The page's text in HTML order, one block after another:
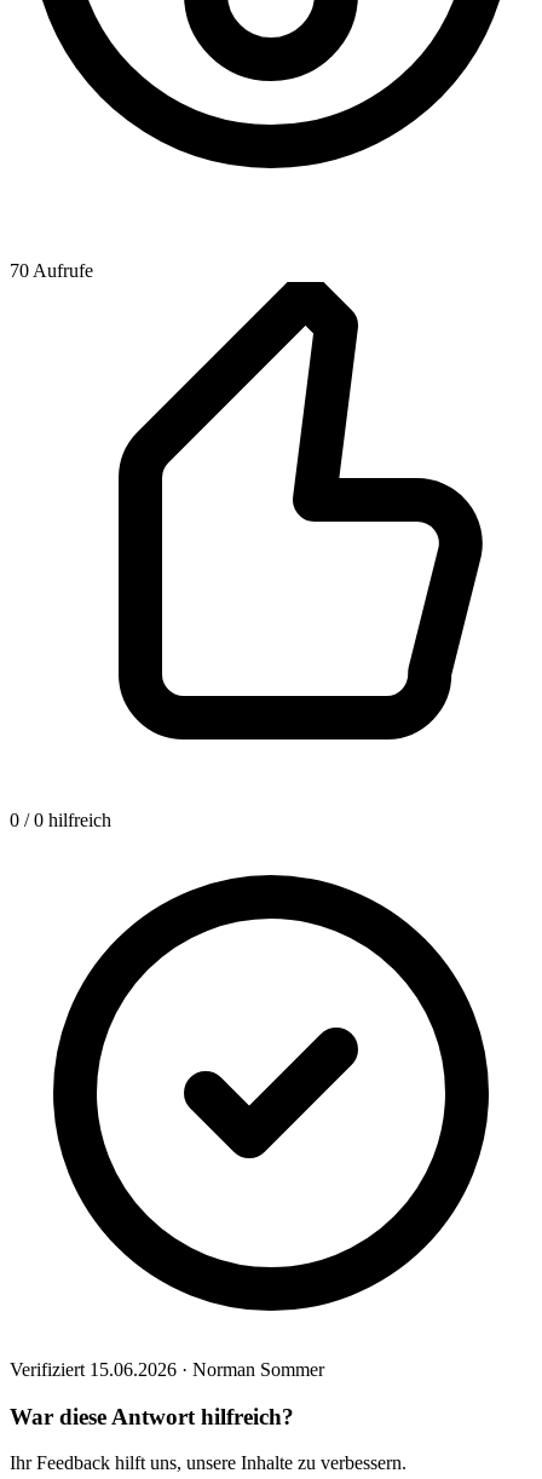
70 Aufrufe
0 / 0 hilfreich
Verifiziert 15.06.2026 · Norman Sommer
War diese Antwort hilfreich?
Ihr Feedback hilft uns, unsere Inhalte zu verbessern.